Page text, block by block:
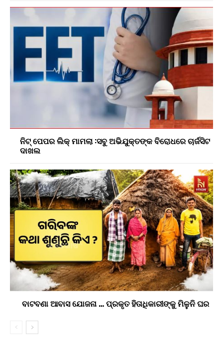
ନିଟ୍ ପେପର ଲିକ୍ ମାମଲା :ସବୁ ଅଭିଯୁକ୍ତଙ୍କ ବିରୋଧରେ ଚାର୍ଜସିଟ
ଦାଖଲ
ବାଟବଣା ଆବାସ ଯୋଜନା … ପ୍ରକୃତ ହିତାଧିକାରୀଙ୍କୁ ମିଳୁନି ଘର